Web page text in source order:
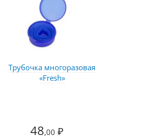
Трубочка многоразовая
«Fresh»
48,00 ₽